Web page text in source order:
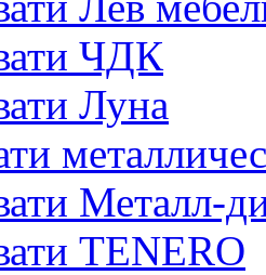
ЧДК
Луна
Металл-
TENERO